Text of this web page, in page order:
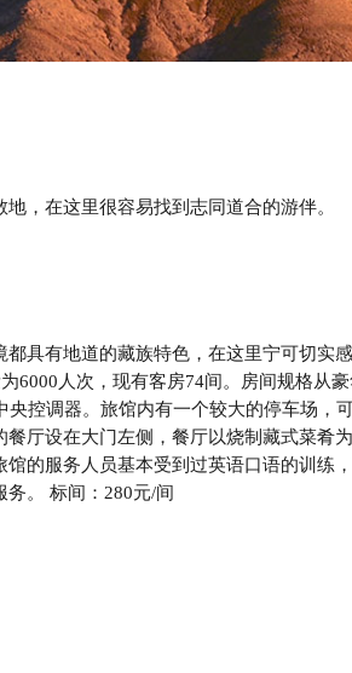
，在这里很容易找到志同道合的游伴。
具有地道的藏族特色，在这里宁可切实
6000人次，现有客房74间。房间规格从
控调器。旅馆内有一个较大的停车场，
厅设在大门左侧，餐厅以烧制藏式菜肴
的服务人员基本受到过英语口语的训练
。 标间：280元/间